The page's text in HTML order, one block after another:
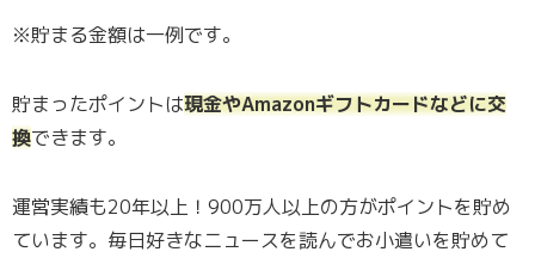
※貯まる金額は一例です。
貯まったポイントは現金やAmazonギフトカードなどに交
換できます。
運営実績も20年以上！900万人以上の方がポイントを貯め
ています。毎日好きなニュースを読んでお小遣いを貯めて